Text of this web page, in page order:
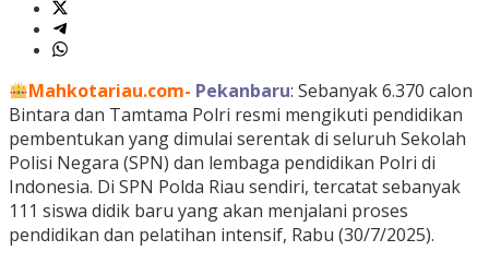
Mahkotariau.com- Pekanbaru: Sebanyak 6.370 calon
Bintara dan Tamtama Polri resmi mengikuti pendidikan
pembentukan yang dimulai serentak di seluruh Sekolah
Polisi Negara (SPN) dan lembaga pendidikan Polri di
Indonesia. Di SPN Polda Riau sendiri, tercatat sebanyak
111 siswa didik baru yang akan menjalani proses
pendidikan dan pelatihan intensif, Rabu (30/7/2025).